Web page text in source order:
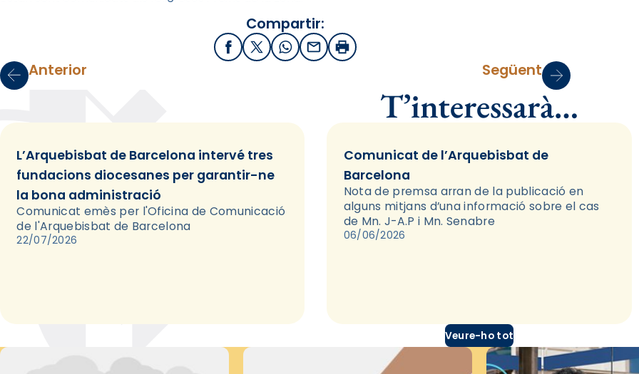
Compartir:
FacebookX / Twitter
WhatsApp
EmailImprimir
Anterior Següent
T’interessarà…
L’Arquebisbat de Barcelona intervé tres
fundacions diocesanes per garantir-ne
la bona administració
Comunicat emès per l'Oficina de Comunicació
de l'Arquebisbat de Barcelona
22/07/2026
Comunicat de l’Arquebisbat de
Barcelona
Nota de premsa arran de la publicació en
alguns mitjans d’una informació sobre el cas
de Mn. J-A.P i Mn. Senabre
06/06/2026
Veure-ho tot